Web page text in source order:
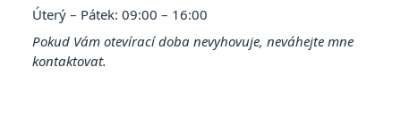
Úterý – Pátek: 09:00 – 16:00
Pokud Vám otevírací doba nevyhovuje, neváhejte mne
kontaktovat.